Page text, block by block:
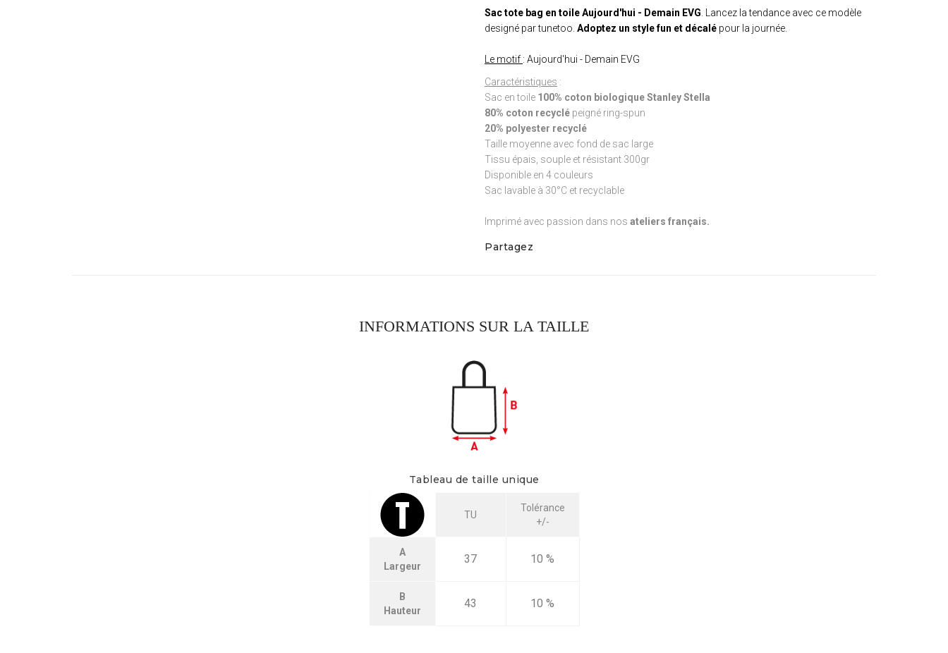
Sac tote bag en toile Aujourd'hui - Demain EVG. Lancez la tendance avec ce modèle
designé par tunetoo. Adoptez un style fun et décalé pour la journée.
Le motif : Aujourd'hui - Demain EVG
Caractéristiques :
Sac en toile 100% coton biologique Stanley Stella
80% coton recyclé peigné ring-spun
20% polyester recyclé
Taille moyenne avec fond de sac large
Tissu épais, souple et résistant 300gr
Disponible en 4 couleurs
Sac lavable à 30°C et recyclable
Imprimé avec passion dans nos ateliers français.
Partagez
INFORMATIONS SUR LA TAILLE
Tableau de taille unique
TU
Tolérance
+/-
A
Largeur
37 10 %
B
Hauteur
43 10 %